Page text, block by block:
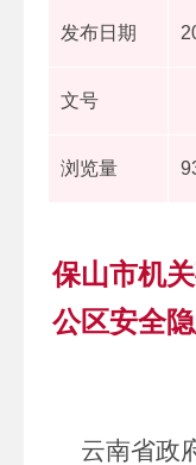
发布日期
文号
浏览量
保山市机
公区安全
云南省政